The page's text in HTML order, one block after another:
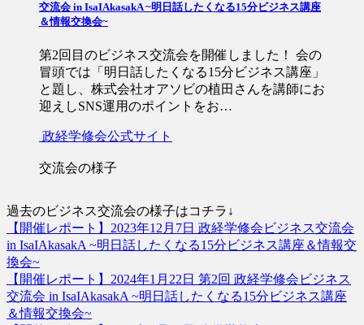
交流会 in IsaIAkasakA ~明日話したくなる15分ビジネス講座
＆情報交換会~
第2回目のビジネス交流会を開催しました！ 会の
冒頭では「明日話したくなる15分ビジネス講座」
と題し、株式会社オアソビの植田さんを講師にお
迎えしSNS運用のポイントをお…
政経学修会公式サイト
交流会の様子
過去のビジネス交流会の様子はコチラ↓
【開催レポート】2023年12月7日 政経学修会ビジネス交流会
in IsaIAkasakA ~明日話したくなる15分ビジネス講座＆情報交
換会~
【開催レポート】2024年1月22日 第2回 政経学修会ビジネス
交流会 in IsaIAkasakA ~明日話したくなる15分ビジネス講座
＆情報交換会~